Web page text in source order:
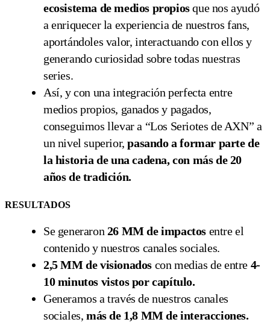
ecosistema de medios propiosque nos ayudó
a enriquecer la experiencia de nuestros fans,
aportándoles valor, interactuando con ellos y
generando curiosidad sobre todas nuestras
series.
Así, y con una integración perfecta entre
medios propios, ganados y pagados,
conseguimos llevar a “Los Seriotes de AXN” a
un nivel superior,pasando a formar parte de
la historia de una cadena, con más de 20
años de tradición.
RESULTADOS
Se generaron 26 MM de impactos entre el
contenido y nuestros canales sociales.
2,5 MM de visionados con medias de entre 4-
10 minutos vistos por capítulo.
Generamos a través de nuestros canales
sociales, más de 1,8 MM de interacciones.